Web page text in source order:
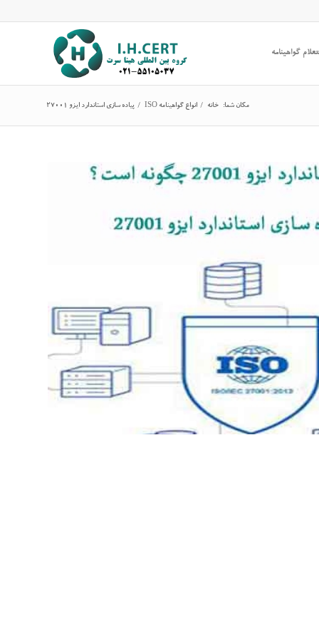
گواهینامه
مکان شما: خانه / انواع گواهینامه ISO / پیاده سازی استاندارد ایزو 27001